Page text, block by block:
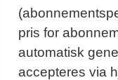
pris for
automatisk
accepteres via